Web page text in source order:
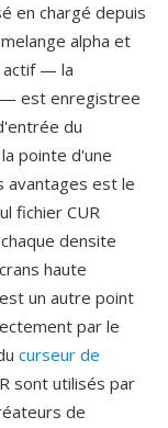
en chargé depuis
alpha et
actif — la
— est enregistree
du
pointe d'une
avantages est le
fichier CUR
densite
haute
un autre point
par le
curseur de
sont utilisés par
de